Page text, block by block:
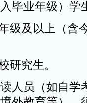
毕业年级）学
级及以上（含
研究生。
人员（如自